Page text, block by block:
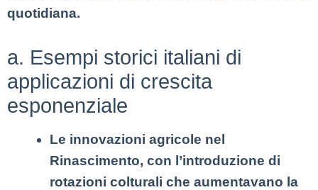
quotidiana.
a. Esempi storici italiani di
applicazioni di crescita
esponenziale
Le innovazioni agricole nel
Rinascimento, con l’introduzione di
rotazioni colturali che aumentavano la